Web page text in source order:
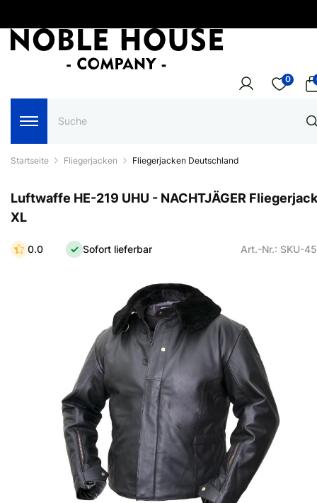
0
Startseite Fliegerjacken Fliegerjacken Deutschland
Luftwaffe HE-219 UHU - NACHTJÄGER
XL
0.0 Sofort lieferbar Art.-Nr.: SKU-